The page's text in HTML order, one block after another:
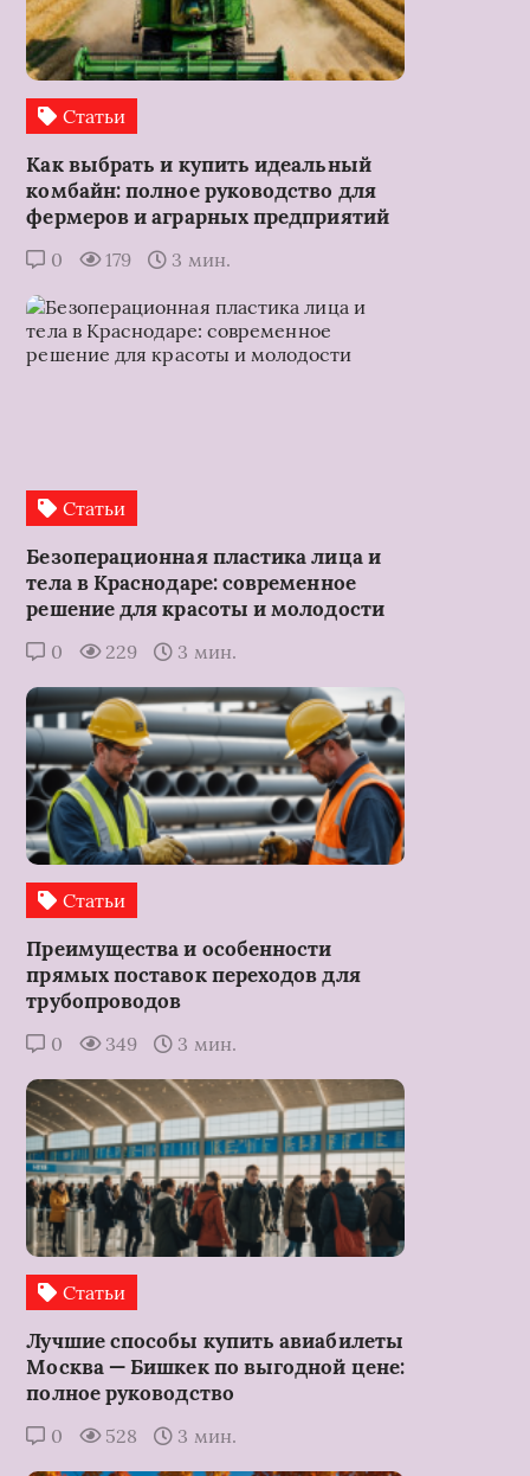
Статьи
Как выбрать и купить идеальный
комбайн: полное руководство для
фермеров и аграрных предприятий
0 179 3 мин.
Статьи
Безоперационная пластика лица и
тела в Краснодаре: современное
решение для красоты и молодости
0 229 3 мин.
Статьи
Преимущества и особенности
прямых поставок переходов для
трубопроводов
0 349 3 мин.
Статьи
Лучшие способы купить авиабилеты
Москва — Бишкек по выгодной цене:
полное руководство
0 528 3 мин.